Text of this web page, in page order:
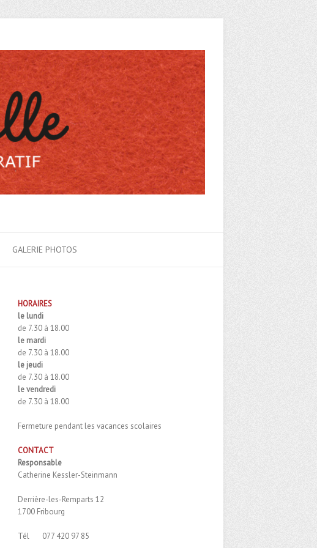
GALERIE PHOTOS
HORAIRES
le lundi
de 7.30 à 18.00
le mardi
de 7.30 à 18.00
le jeudi
de 7.30 à 18.00
le vendredi
de 7.30 à 18.00
Fermeture pendant les vacances scolaires
CONTACT
Responsable
Catherine Kessler-Steinmann
Derrière-les-Remparts 12
1700 Fribourg
Tél 077 420 97 85